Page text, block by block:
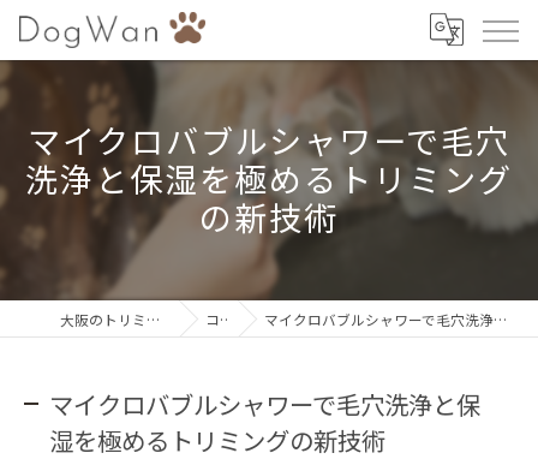
マイクロバブルシャワーで毛穴
洗浄と保湿を極めるトリミング
の新技術
大阪のトリミングならDogWan コラム マイクロバブルシャワーで毛穴洗浄と保湿を極めるトリミングの新技術
マイクロバブルシャワーで毛穴洗浄と保
湿を極めるトリミングの新技術